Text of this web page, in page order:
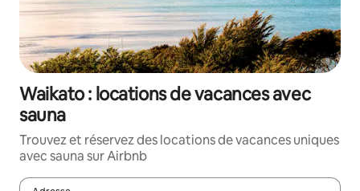
Waikato : locations de vacances avec
sauna
Trouvez et réservez des locations de vacances uniques
avec sauna sur Airbnb